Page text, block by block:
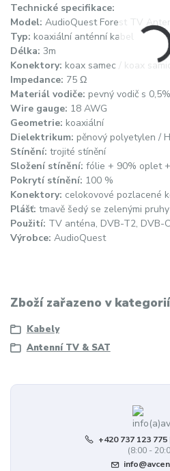
Technické specifikace:
Model: AudioQuest Forest TV
Typ: koaxiální anténní kabel
Délka: 3m
Konektory: koax samec / koax
Impedance: 75 Ω
Materiál vodiče: pevný vodič s
Wire gauge: 18 AWG
Geometrie: koaxiální
Dielektrikum: pěnový polyetylen /
Stínění: trojité stínění
Složení stínění: fólie + 90% oplet
Pokrytí stínění: 100 %
Konektory: celokovové pozlacené
Plášť: tmavě šedý se zelenými pruhy
Použití: TV anténa, DVB-T2, DVB-
Výrobce: AudioQuest
Zboží zařazeno v
Kabely
Antenní TV & SAT
+420 737 123
(8:00 -